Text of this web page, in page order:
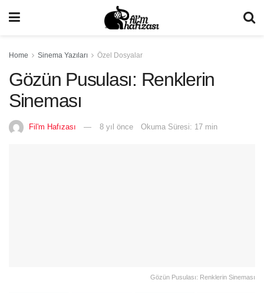
Home Sinema Yazıları Özel Dosyalar
Gözün Pusulası: Renklerin
Sineması
Fil'm Hafızası 8 yıl önce Okuma Süresi: 17 min
Gözün Pusulası: Renklerin Sineması